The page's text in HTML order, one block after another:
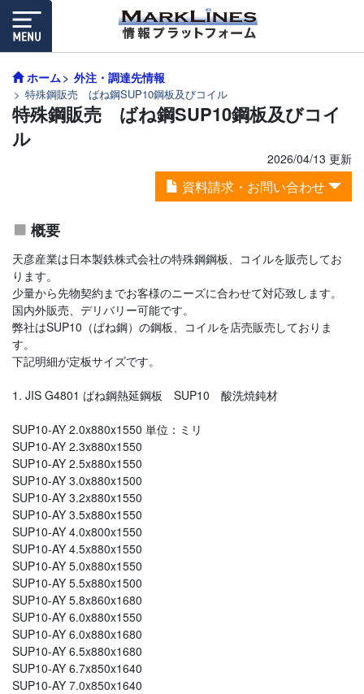
ホーム 外注・調達先情報
特殊鋼販売 ばね鋼SUP10鋼板及びコイル
特殊鋼販売 ばね鋼SUP10鋼板及びコイ
ル
2026/04/13 更新
資料請求・お問い合わせ
概要
天彦産業は日本製鉄株式会社の特殊鋼鋼板、コイルを販売してお
ります。
少量から先物契約までお客様のニーズに合わせて対応致します。
国内外販売、デリバリー可能です。
弊社はSUP10（ばね鋼）の鋼板、コイルを店売販売しておりま
す。
下記明細が定板サイズです。
1. JIS G4801 ばね鋼熱延鋼板 SUP10 酸洗焼鈍材
SUP10-AY 2.0x880x1550 単位：ミリ
SUP10-AY 2.3x880x1550
SUP10-AY 2.5x880x1550
SUP10-AY 3.0x880x1500
SUP10-AY 3.2x880x1550
SUP10-AY 3.5x880x1550
SUP10-AY 4.0x800x1550
SUP10-AY 4.5x880x1550
SUP10-AY 5.0x880x1550
SUP10-AY 5.5x880x1500
SUP10-AY 5.8x860x1680
SUP10-AY 6.0x880x1550
SUP10-AY 6.0x880x1680
SUP10-AY 6.5x880x1680
SUP10-AY 6.7x850x1640
SUP10-AY 7.0x850x1640